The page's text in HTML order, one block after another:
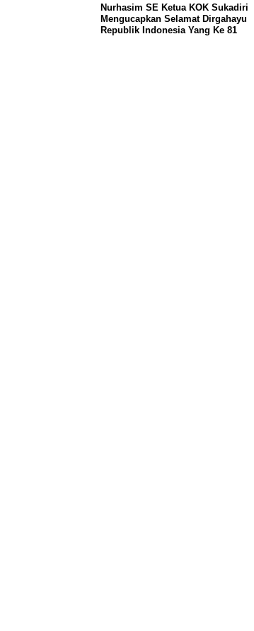
Nurhasim SE Ketua KOK Sukadiri
Mengucapkan Selamat Dirgahayu
Republik Indonesia Yang Ke 81